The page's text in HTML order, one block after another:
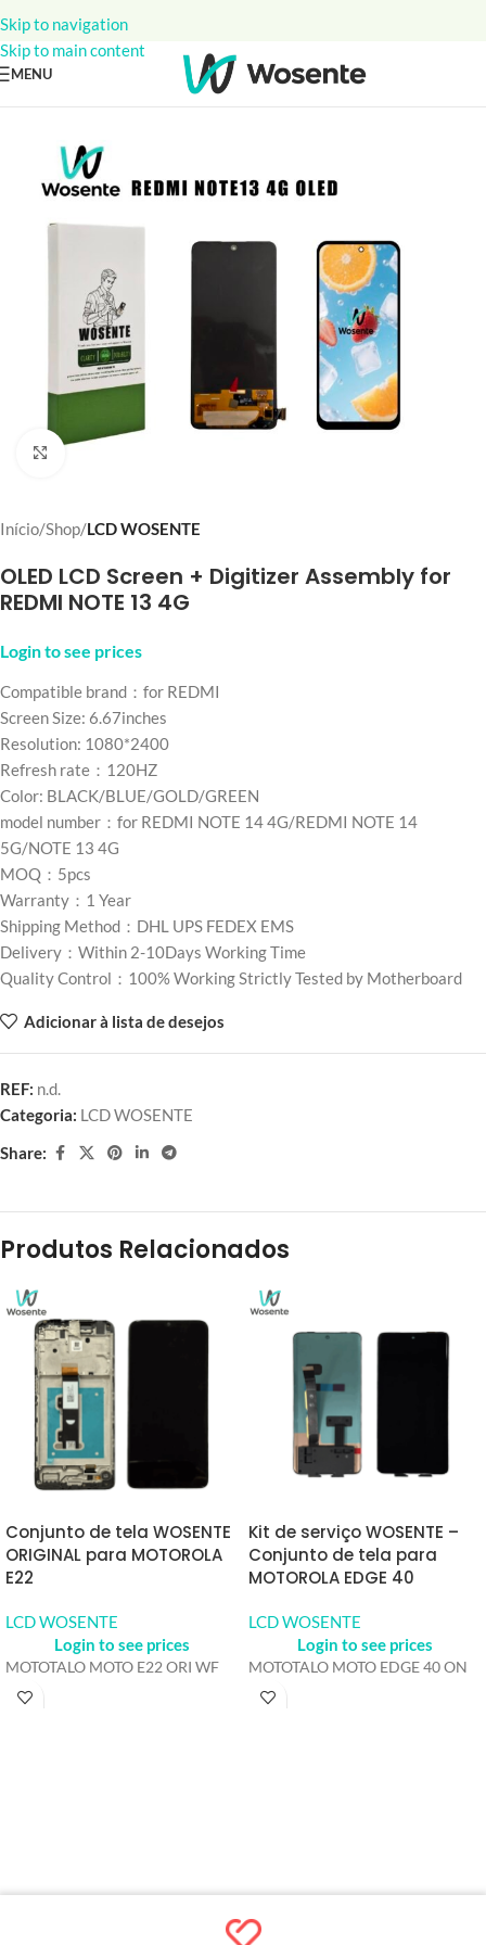
Skip to navigation
Skip to main content
MENU
Início Shop LCD WOSENTE
OLED LCD Screen + Digitizer Assembly for
REDMI NOTE 13 4G
Login to see prices
Compatible brand：for REDMI
Screen Size: 6.67inches
Resolution: 1080*2400
Refresh rate：120HZ
Color: BLACK/BLUE/GOLD/GREEN
model number：for REDMI NOTE 14 4G/REDMI NOTE 14
5G/NOTE 13 4G
MOQ：5pcs
Warranty：1 Year
Shipping Method：DHL UPS FEDEX EMS
Delivery：Within 2-10Days Working Time
Quality Control：100% Working Strictly Tested by Motherboard
Adicionar à lista de desejos
REF: n.d.
Categoria: LCD WOSENTE
Share:
Produtos Relacionados
Conjunto de tela WOSENTE
ORIGINAL para MOTOROLA
E22
LCD WOSENTE
Login to see prices
MOTOTALO MOTO E22 ORI WF
Kit de serviço WOSENTE –
Conjunto de tela para
MOTOROLA EDGE 40
LCD WOSENTE
Login to see prices
MOTOTALO MOTO EDGE 40 ON